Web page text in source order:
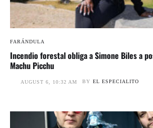
FARÁNDULA
Incendio forestal obliga a Simone Biles a
Machu Picchu
AUGUST 6, 10:32 AM BY EL ESPECIALITO